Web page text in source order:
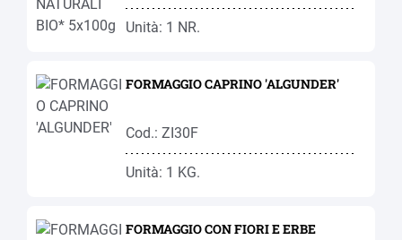
Unità: 1 NR.
FORMAGGIO CAPRINO 'ALGUNDER'
Cod.: ZI30F
Unità: 1 KG.
FORMAGGIO CON FIORI E ERBE